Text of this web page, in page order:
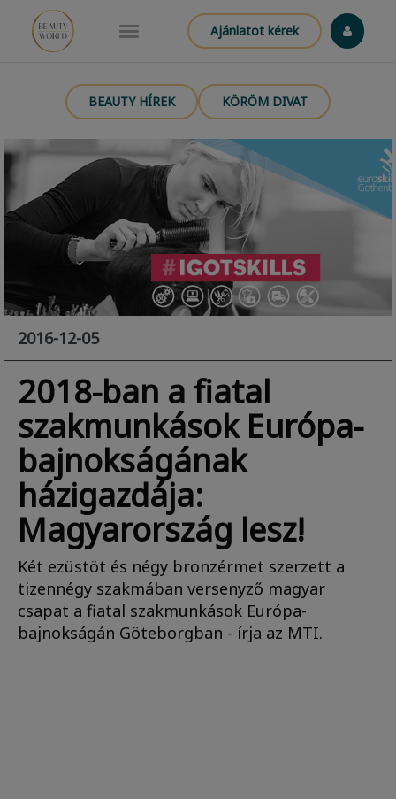
Ajánlatot kérek
BEAUTY HÍREK KÖRÖM DIVAT
2016-12-05
2018-ban a fiatal
szakmunkások Európa-
bajnokságának
házigazdája:
Magyarország lesz!
Két ezüstöt és négy bronzérmet szerzett a
tizennégy szakmában versenyző magyar
csapat a fiatal szakmunkások Európa-
bajnokságán Göteborgban - írja az MTI.